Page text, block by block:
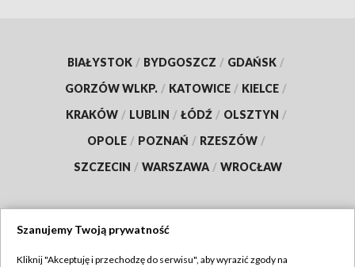
BIAŁYSTOK / BYDGOSZCZ / GDAŃSK /
GORZÓW WLKP. / KATOWICE / KIELCE /
KRAKÓW / LUBLIN / ŁÓDŹ / OLSZTYN /
OPOLE / POZNAŃ / RZESZÓW /
SZCZECIN / WARSZAWA / WROCŁAW
Szanujemy Twoją prywatność
Kliknij "Akceptuję i przechodzę do serwisu", aby wyrazić zgody na